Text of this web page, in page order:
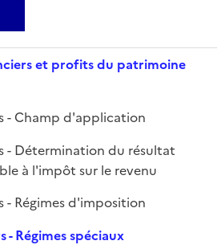
et profits du patrimoine
- Champ d'application
- Détermination du résultat
à l'impôt sur le revenu
- Régimes d'imposition
- Régimes spéciaux